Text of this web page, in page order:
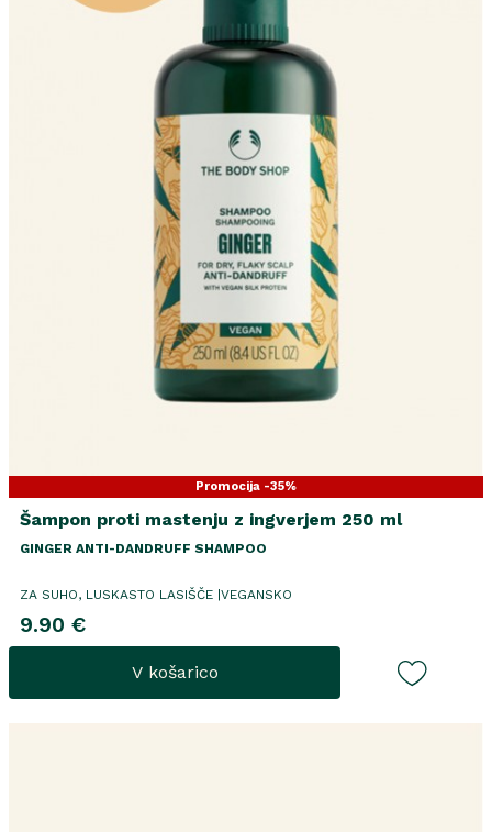
Promocija -35%
Šampon proti mastenju z ingverjem 250 ml
GINGER ANTI-DANDRUFF SHAMPOO
ZA SUHO, LUSKASTO LASIŠČE |VEGANSKO
9.90 €
V košarico